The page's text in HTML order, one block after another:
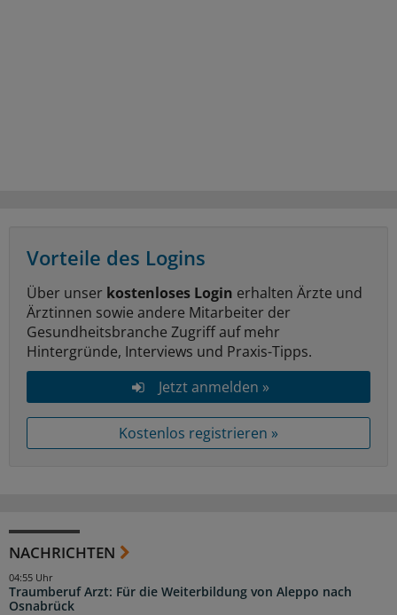
Vorteile des Logins
Über unser kostenloses Login erhalten Ärzte und
Ärztinnen sowie andere Mitarbeiter der
Gesundheitsbranche Zugriff auf mehr
Hintergründe, Interviews und Praxis-Tipps.
Jetzt anmelden »
Kostenlos registrieren »
NACHRICHTEN
Traumberuf Arzt: Für die Weiterbildung von Aleppo nach
Osnabrück
04:55 Uhr